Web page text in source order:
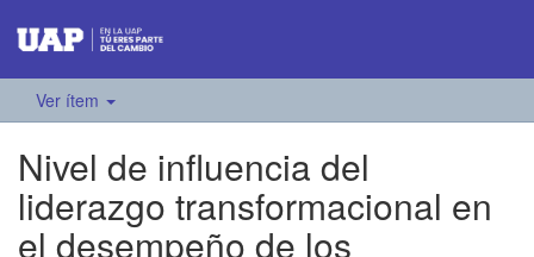
Ver ítem
Nivel de influencia del
liderazgo transformacional en
el desempeño de los